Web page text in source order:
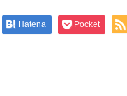
Hatena Pocket